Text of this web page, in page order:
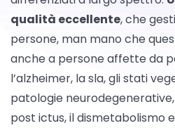
qualità eccellente, che
persone, man mano che
anche a persone affette da
l’alzheimer, la sla, gli stati
patologie
post ictus, il dismetabolismo